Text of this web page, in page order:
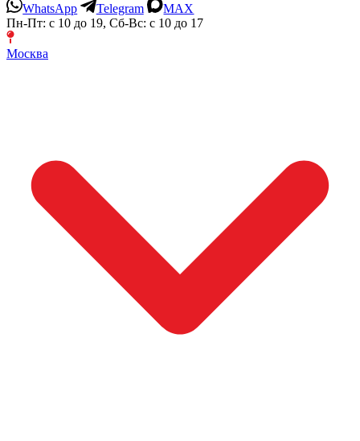
WhatsApp
Telegram
MAX
Пн-Пт: с 10 до 19, Сб-Вс: с 10 до 17
Москва